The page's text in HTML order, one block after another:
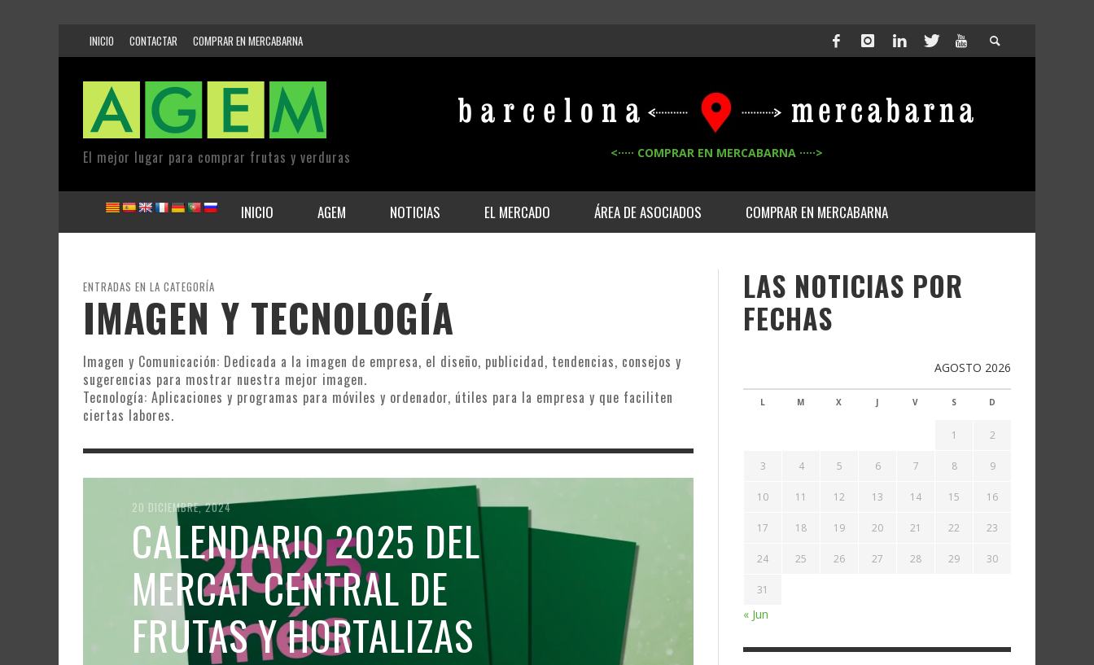
INICIO CONTACTAR COMPRAR EN MERCABARNA
El mejor lugar para comprar frutas y verduras <····· COMPRAR EN MERCABARNA ·····>
INICIO AGEM NOTICIAS EL MERCADO ÁREA DE ASOCIADOS COMPRAR EN MERCABARNA
ENTRADAS EN LA CATEGORÍA
IMAGEN Y TECNOLOGÍA
Imagen y Comunicación: Dedicada a la imagen de empresa, el diseño, publicidad, tendencias, consejos y
sugerencias para mostrar nuestra mejor imagen.
Tecnología: Aplicaciones y programas para móviles y ordenador, útiles para la empresa y que faciliten
ciertas labores.
20 DICIEMBRE, 2024
CALENDARIO 2025 DEL
MERCAT CENTRAL DE
FRUTAS Y HORTALIZAS
LAS NOTICIAS POR
FECHAS
AGOSTO 2026
L M X J V S D
1 2
3 4 5 6 7 8 9
10 11 12 13 14 15 16
17 18 19 20 21 22 23
24 25 26 27 28 29 30
31
« Jun